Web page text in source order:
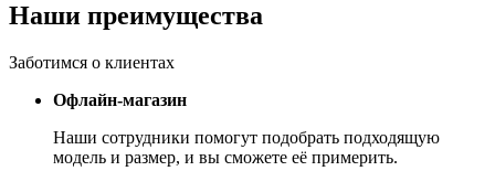
Наши преимущества
Заботимся о клиентах
Офлайн-магазин
Наши сотрудники помогут подобрать подходящую
модель и размер, и вы сможете её примерить.